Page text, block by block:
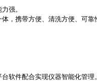
强。
，携带方便、清洗方便、可靠
软件配合实现仪器智能化管理